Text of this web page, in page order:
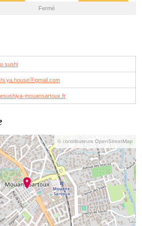
Fermé
sushi
mouansartoux.fr
© contributeurs OpenStreetMap